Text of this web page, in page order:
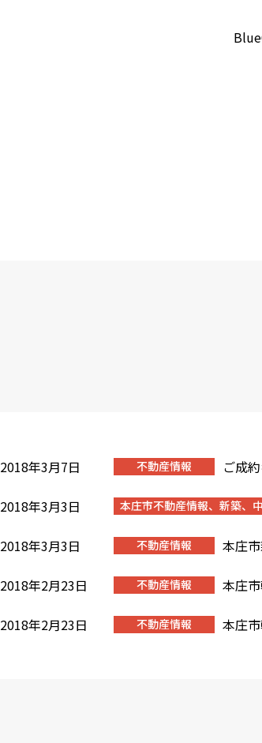
2018年3月7日 不動産情報 ご成
2018年3月3日 本庄市不動産情報、新築、
2018年3月3日 不動産情報 本庄
2018年2月23日 不動産情報 本庄
2018年2月23日 不動産情報 本庄